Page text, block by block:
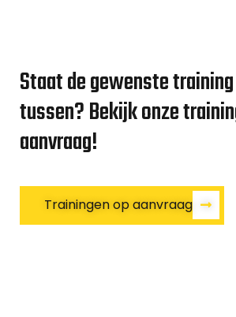
Staat de gewenste
tussen? Bekijk onze
aanvraag!
Trainingen op aanvraag